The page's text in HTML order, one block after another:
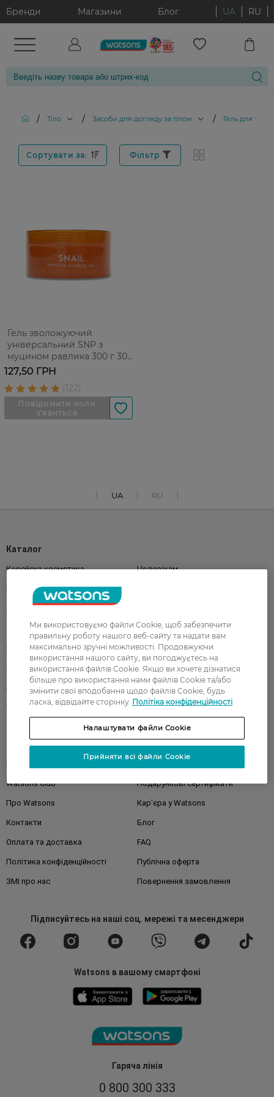
Бренди Магазини Блог UA RU
/ Тіло / Засоби для догляду за тілом / Гель для тіла
Сортувати за: Фільтр
Гель зволожуючий
універсальний SNP з
муцином равлика 300 г 300
г
127,50 ГРН
UA RU
Гаряча лінія
0 800 300 333
Каталог
Корейска косметика Чоловікам
Парфуми
Акції
Обличчя Тіло
Подарунки Діти
Волосся
Аксесуари Дерматокосметика
Бренди
Клієнтам
Watsons Club Подарункові сертифікати
Про Watsons Кар'єра у Watsons
Контакти Блог
Оплата та доставка FAQ
Політика конфіденційності Публічна оферта
ЗМІ про нас Повернення замовлення
Підписуйтесьна наші соц. мережі та месенджери
Watsons в вашому смартфоні
Ми використовуємо файли Cookie, щоб забезпечити
правильну роботу нашого веб-сайту та надати вам
максимально зручні можливості. Продовжуючи
використання нашого сайту, ви погоджуєтесь на
використання файлів Cookie. Якщо ви хочете дізнатися
більше про використання нами файлів Cookie та/або
змінити свої вподобання щодо файлів Cookie, будь
ласка, відвідайте сторінку Політіка конфіденційності
Налаштувати файли Cookie
Прийняти всі файли Cookie